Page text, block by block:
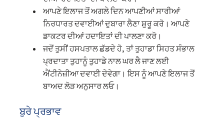
ਆਪਣੇ ਇਲਾਜ ਤੋਂ ਅਗਲੇ ਦਿਨ ਆਪਣੀਆਂ ਸਾਰੀਆਂ
ਨਿਰਧਾਰਤ ਦਵਾਈਆਂ ਦੁਬਾਰਾ ਲੈਣਾ ਸ਼ੁਰੂ ਕਰੋ। ਆਪਣੇ
ਡਾਕਟਰ ਦੀਆਂ ਹਦਾਇਤਾਂ ਦੀ ਪਾਲਣਾ ਕਰੋ।
ਜਦੋਂ ਤੁਸੀਂ ਹਸਪਤਾਲ ਛੱਡਦੇ ਹੋ, ਤਾਂ ਤੁਹਾਡਾ ਸਿਹਤ ਸੰਭਾਲ
ਪ੍ਰਦਾਤਾ ਤੁਹਾਨੂੰ ਤੁਹਾਡੇ ਨਾਲ ਘਰ ਲੈ ਜਾਣ ਲਈ
ਐਂਟੀਨੇਜ਼ੀਆ ਦਵਾਈ ਦੇਵੇਗਾ। ਇਸ ਨੂੰ ਆਪਣੇ ਇਲਾਜ ਤੋਂ
ਬਾਅਦ ਲੋੜ ਅਨੁਸਾਰ ਲਓ।
ਬੁਰੇ ਪ੍ਰਭਾਵ